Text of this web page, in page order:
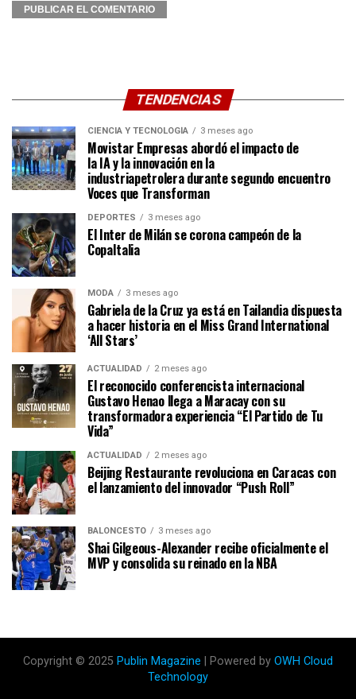
TENDENCIAS
CIENCIA Y TECNOLOGÍA 3 meses ago
Movistar Empresas abordó el impacto de
la IA y la innovación en la
industriapetrolera durante segundo encuentro
Voces que Transforman
DEPORTES 3 meses ago
El Inter de Milán se corona campeón de la
CopaItalia
MODA 3 meses ago
Gabriela de la Cruz ya está en Tailandia dispuesta
a hacer historia en el Miss Grand International
‘All Stars’
ACTUALIDAD 2 meses ago
El reconocido conferencista internacional
Gustavo Henao llega a Maracay con su
transformadora experiencia “El Partido de Tu
Vida”
ACTUALIDAD 2 meses ago
Beijing Restaurante revoluciona en Caracas con
el lanzamiento del innovador “Push Roll”
BALONCESTO 3 meses ago
Shai Gilgeous-Alexander recibe oficialmente el
MVP y consolida su reinado en la NBA
Copyright © 2025 Publin Magazine | Powered by OWH Cloud
Technology